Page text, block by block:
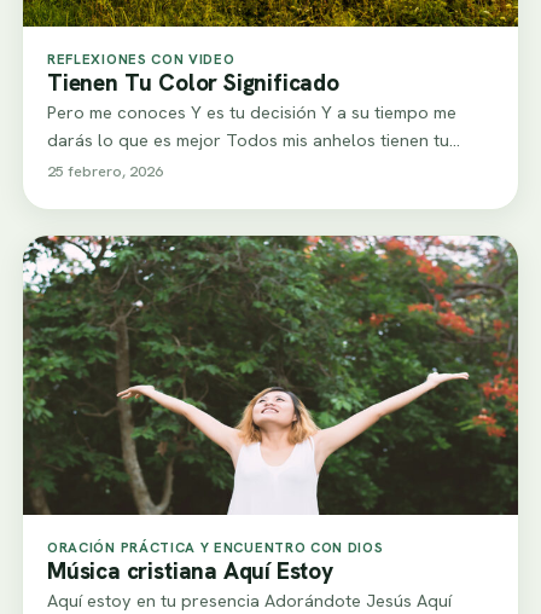
REFLEXIONES CON VIDEO
Tienen Tu Color Significado
Pero me conoces Y es tu decisión Y a su tiempo me
darás lo que es mejor Todos mis anhelos tienen tu…
25 febrero, 2026
ORACIÓN PRÁCTICA Y ENCUENTRO CON DIOS
Música cristiana Aquí Estoy
Aquí estoy en tu presencia Adorándote Jesús Aquí